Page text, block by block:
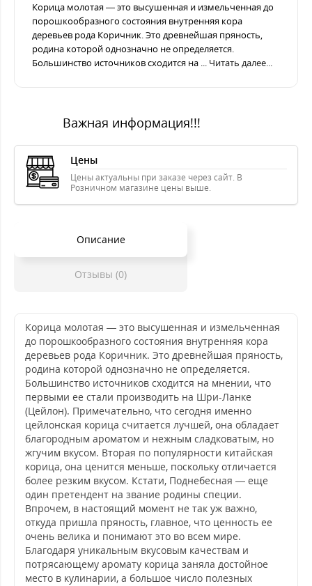
Корица молотая — это высушенная и измельченная до
порошкообразного состояния внутренняя кора
деревьев рода Коричник. Это древнейшая пряность,
родина которой однозначно не определяется.
Большинство источников сходится на ... Читать далее...
Важная информация!!!
Цены
Цены актуальны при заказе через сайт. В
Розничном магазине цены выше.
Описание
Отзывы (0)
Корица молотая — это высушенная и измельченная
до порошкообразного состояния внутренняя кора
деревьев рода Коричник. Это древнейшая пряность,
родина которой однозначно не определяется.
Большинство источников сходится на мнении, что
первыми ее стали производить на Шри-Ланке
(Цейлон). Примечательно, что сегодня именно
цейлонская корица считается лучшей, она обладает
благородным ароматом и нежным сладковатым, но
жгучим вкусом. Вторая по популярности китайская
корица, она ценится меньше, поскольку отличается
более резким вкусом. Кстати, Поднебесная — еще
один претендент на звание родины специи.
Впрочем, в настоящий момент не так уж важно,
откуда пришла пряность, главное, что ценность ее
очень велика и понимают это во всем мире.
Благодаря уникальным вкусовым качествам и
потрясающему аромату корица заняла достойное
место в кулинарии, а большое число полезных